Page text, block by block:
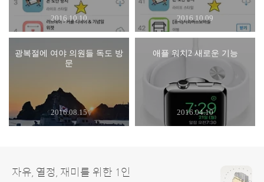
2016.10.10 2016.10.09
광복절에 여야 의원들 독도 방
문
2016.08.15
애플 워치2 새로운 기능
2016.04.10
자유, 열정, 재미를 위한 1인